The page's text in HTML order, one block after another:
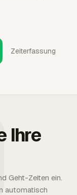
Zeiterfassung
Ihre
Geht-Zeiten ein.
automatisch